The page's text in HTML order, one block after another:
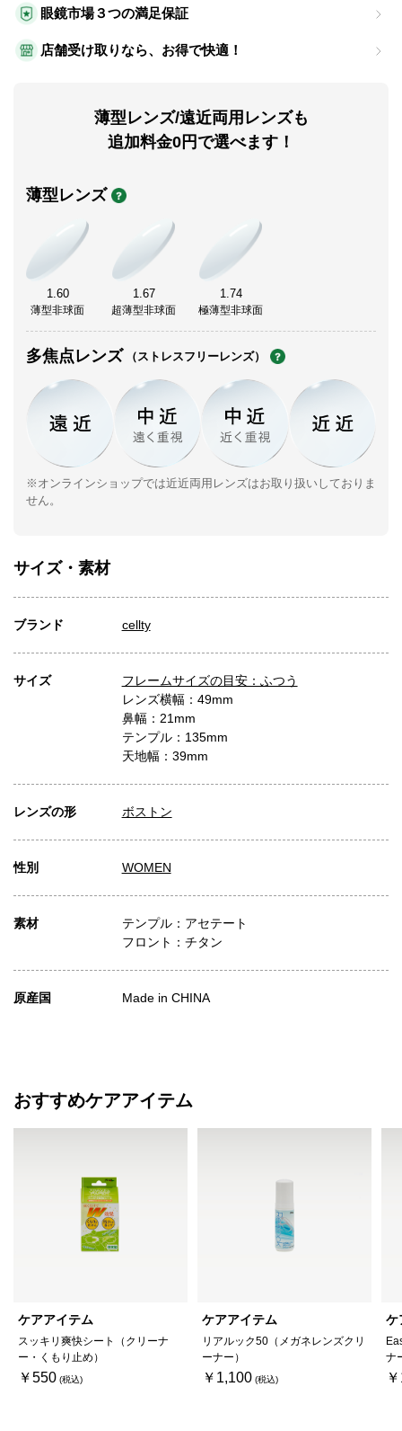
眼鏡市場３つの満足保証
店舗受け取りなら、お得で快適！
薄型レンズ/遠近両用レンズも
追加料金0円で選べます！
薄型レンズ
1.60
薄型非球面
1.67
超薄型非球面
1.74
極薄型非球面
多焦点レンズ （ストレスフリーレンズ）
※オンラインショップでは近近両用レンズはお取り扱いしておりま
せん。
サイズ・素材
ブランド cellty
サイズ
フレームサイズの目安：ふつう
レンズ横幅：49mm
鼻幅：21mm
テンプル：135mm
天地幅：39mm
レンズの形 ボストン
性別 WOMEN
素材
テンプル：アセテート
フロント：チタン
原産国 Made in CHINA
おすすめケアアイテム
ケアアイテム
スッキリ爽快シート（クリーナ
ー・くもり止め）
￥550
ケアアイテム
リアルック50（メガネレンズクリ
ーナー）
￥1,100
ケ
ナ